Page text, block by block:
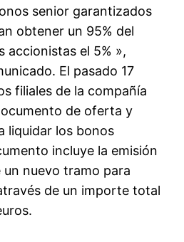
senior garantizados
obtener un 95% del
accionistas el 5% »,
El pasado 17
filiales de la compañía
de oferta y
liquidar los bonos
incluye la emisión
nuevo tramo para
de un importe total